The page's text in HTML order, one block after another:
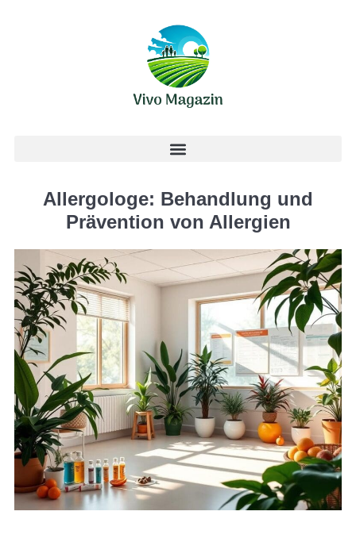
Allergologe: Behandlung und
Prävention von Allergien